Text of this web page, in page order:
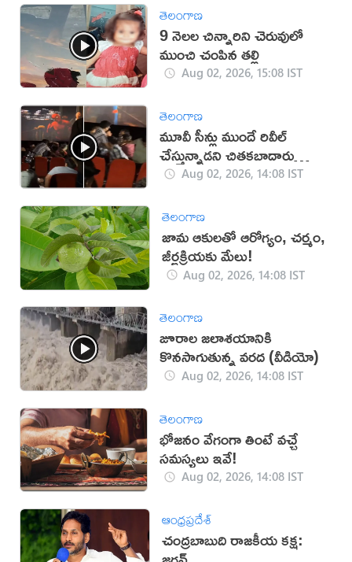
తెలంగాణ
9 నెలల చిన్నారిని చెరువులో
ముంచి చంపిన తల్లి
Aug 02, 2026, 15:08 IST
తెలంగాణ
మూవీ సీన్లు ముందే రివీల్
చేస్తున్నాడని చితకబాదారు
(వీడియో)
Aug 02, 2026, 14:08 IST
తెలంగాణ
జామ ఆకులతో ఆరోగ్యం, చర్మం,
జీర్ణక్రియకు మేలు!
Aug 02, 2026, 14:08 IST
తెలంగాణ
జూరాల జలాశయానికి
కొనసాగుతున్న వరద (వీడియో)
Aug 02, 2026, 14:08 IST
తెలంగాణ
భోజనం వేగంగా తింటే వచ్చే
సమస్యలు ఇవే!
Aug 02, 2026, 14:08 IST
ఆంధ్రప్రదేశ్
చంద్రబాబుది రాజకీయ కక్ష: